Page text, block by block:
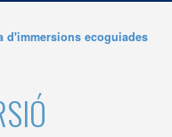
d'immersions ecoguiades